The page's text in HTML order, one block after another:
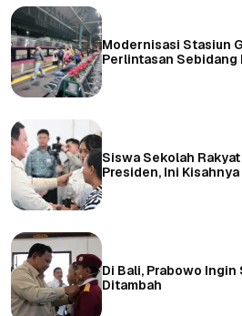
Modernisasi Stasiun
Perlintasan Sebidang
Siswa Sekolah
Presiden, Ini Kisahnya
Di Bali, Prabowo
Ditambah